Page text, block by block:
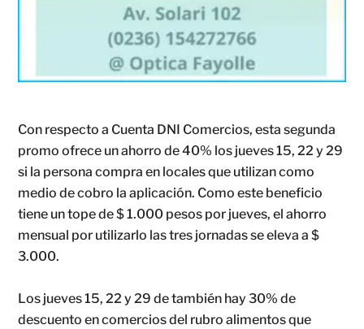
Con respecto a Cuenta DNI Comercios, esta segunda
promo ofrece un ahorro de 40% los jueves 15, 22 y 29
si la persona compra en locales que utilizan como
medio de cobro la aplicación. Como este beneficio
tiene un tope de $ 1.000 pesos por jueves, el ahorro
mensual por utilizarlo las tres jornadas se eleva a $
3.000.
Los jueves 15, 22 y 29 de también hay 30% de
descuento en comercios del rubro alimentos que